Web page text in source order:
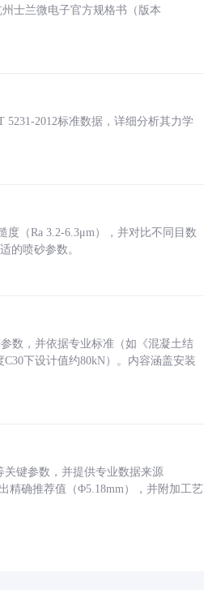
士兰微电子官方规格书（版本
2012标准数据，详细分析其力学
（Ra 3.2-6.3μm），并对比不同目数
的喷砂参数。
数，并依据专业标准（如《混凝土结
下设计值约80kN）。内容涵盖安装
关键参数，并提供专业数据来源
精确推荐值（Φ5.18mm），并附加工艺